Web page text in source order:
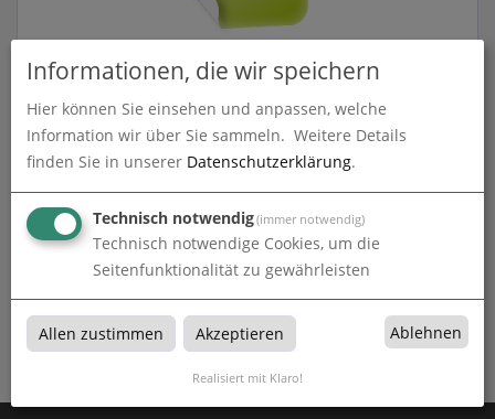
3D-Gel-Aufkleber
zum Artikel
3D Gel Aufkleber
3D Gel Aufkleber bei PROMOTEX in Troisdorf, Sankt
Augustin, Siegburg, Bonn, Köln
Informationen, die wir speichern
Hier können Sie einsehen und anpassen, welche
Information wir über Sie sammeln. Weitere Details
finden Sie in unserer Datenschutzerklärung.
Technisch notwendig(immer notwendig)
Technisch notwendige Cookies, um die
Seitenfunktionalität zu gewährleisten
Allen zustimmen Akzeptieren Ablehnen
Realisiert mit Klaro!